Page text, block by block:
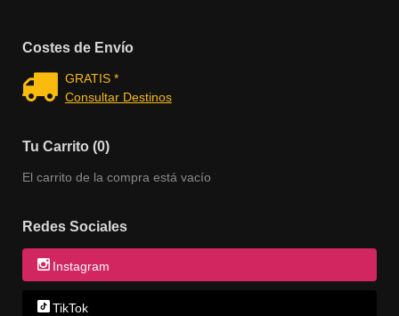
Costes de Envío
GRATIS *
Consultar Destinos
Tu Carrito (0)
El carrito de la compra está vacío
Redes Sociales
Instagram
TikTok